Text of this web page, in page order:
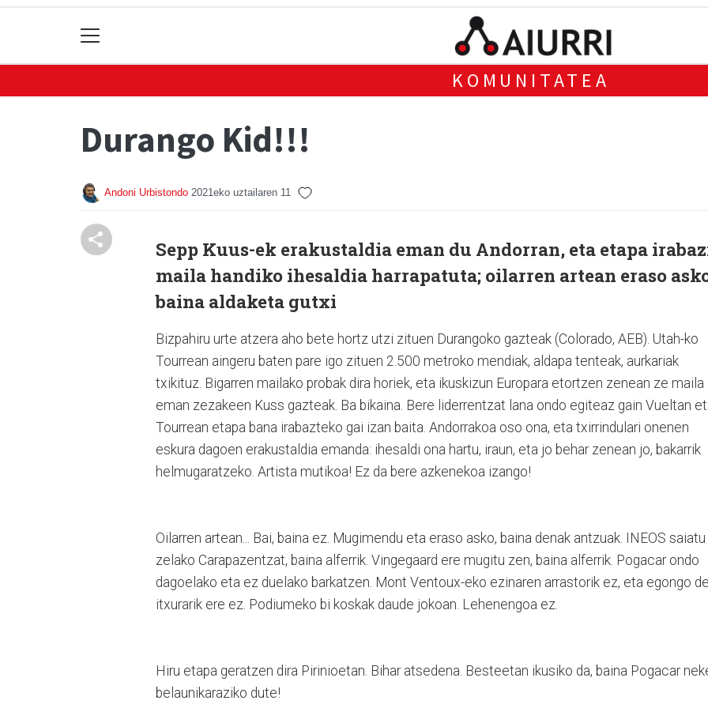
KOMUNITATEA
Durango Kid!!!
Andoni Urbistondo 2021eko uztailaren 11
Sepp Kuus-ek erakustaldia eman du Andorran, eta etapa
maila handiko ihesaldia harrapatuta; oilarren artean eraso
baina aldaketa gutxi
Bizpahiru urte atzera aho bete hortz utzi zituen Durangoko gazteak (Colorado, AEB). Utah-ko
Tourrean aingeru baten pare igo zituen 2.500 metroko mendiak, aldapa tenteak, aurkariak
txikituz. Bigarren mailako probak dira horiek, eta ikuskizun Europara etortzen zenean ze maila
eman zezakeen Kuss gazteak. Ba bikaina. Bere liderrentzat lana ondo egiteaz gain Vueltan
Tourrean etapa bana irabazteko gai izan baita. Andorrakoa oso ona, eta txirrindulari onenen
eskura dagoen erakustaldia emanda: ihesaldi ona hartu, iraun, eta jo behar zenean jo, bakarrik
helmugaratzeko. Artista mutikoa! Ez da bere azkenekoa izango!
Oilarren artean... Bai, baina ez. Mugimendu eta eraso asko, baina denak antzuak. INEOS saiatu
zelako Carapazentzat, baina alferrik. Vingegaard ere mugitu zen, baina alferrik. Pogacar ondo
dagoelako eta ez duelako barkatzen. Mont Ventoux-eko ezinaren arrastorik ez, eta egongo
itxurarik ere ez. Podiumeko bi koskak daude jokoan. Lehenengoa ez.
Hiru etapa geratzen dira Pirinioetan. Bihar atsedena. Besteetan ikusiko da, baina Pogacar
belaunikaraziko dute!